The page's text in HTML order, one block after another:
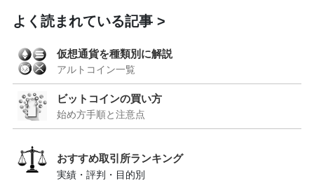
よく読まれている記事
仮想通貨を種類別に解説
アルトコイン一覧
ビットコインの買い方
始め方手順と注意点
おすすめ取引所ランキング
実績・評判・目的別